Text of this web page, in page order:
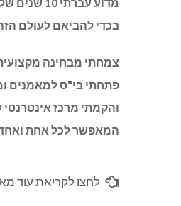
בכדי להביאם לעולם
צמחתי מבחינה
פתחתי בי"ס למאמנים
והקמתי מרכז אינטרנטי
המאפשר לכל אחת ואחד
לחצו לקריאת עוד